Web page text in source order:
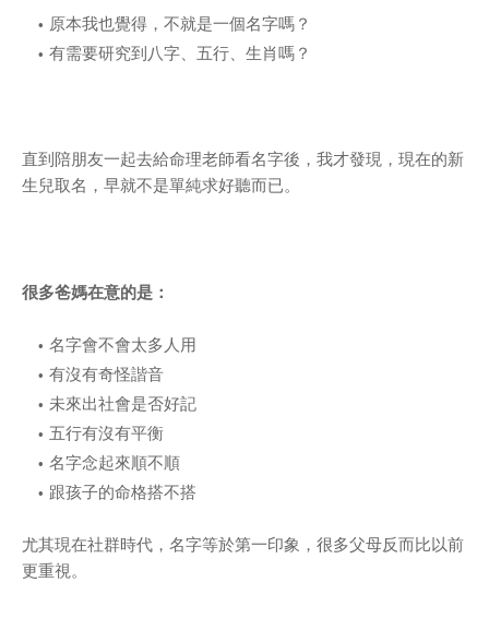
原本我也覺得，不就是一個名字嗎？
有需要研究到八字、五行、生肖嗎？
直到陪朋友一起去給命理老師看名字後，我才發現，現在的新
生兒取名，早就不是單純求好聽而已。
很多爸媽在意的是：
名字會不會太多人用
有沒有奇怪諧音
未來出社會是否好記
五行有沒有平衡
名字念起來順不順
跟孩子的命格搭不搭
尤其現在社群時代，名字等於第一印象，很多父母反而比以前
更重視。